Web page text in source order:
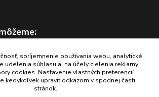
612 spríjemnenie používania webu, analytické
udelenia súhlasu aj na účely cielenia reklamy
cookies. Nastavenie vlastných preferencií
kedykoľvek upraviť odkazom v spodnej časti
stránok.